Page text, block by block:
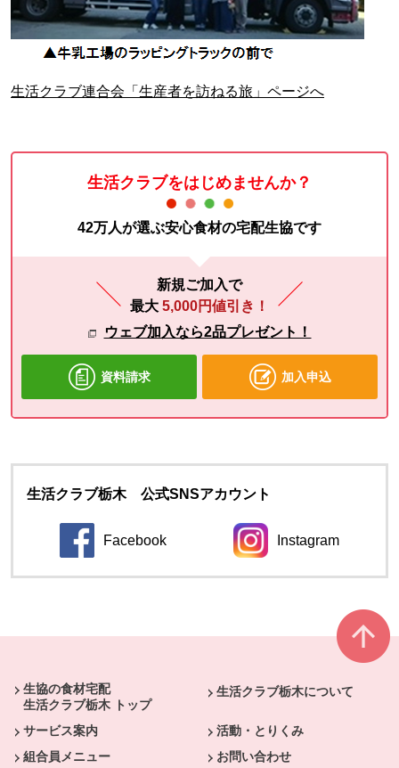
生活クラブ連合会「生産者を訪ねる旅」ページへ
生活クラブをはじめませんか？
42万人が選ぶ安心食材の宅配生協です
新規ご加入で
最大 5,000円値引き！
ウェブ加入なら2品プレゼント！
資料請求 加入申込
生活クラブ栃木 公式SNSアカウント
Facebook
別のウィンドウで開きます。
Instagram
別のウィンドウ
生協の食材宅配
生活クラブ栃木 トップ
生活クラブ栃木について
サービス案内
活動・とりくみ
組合員メニュー
お問い合わせ